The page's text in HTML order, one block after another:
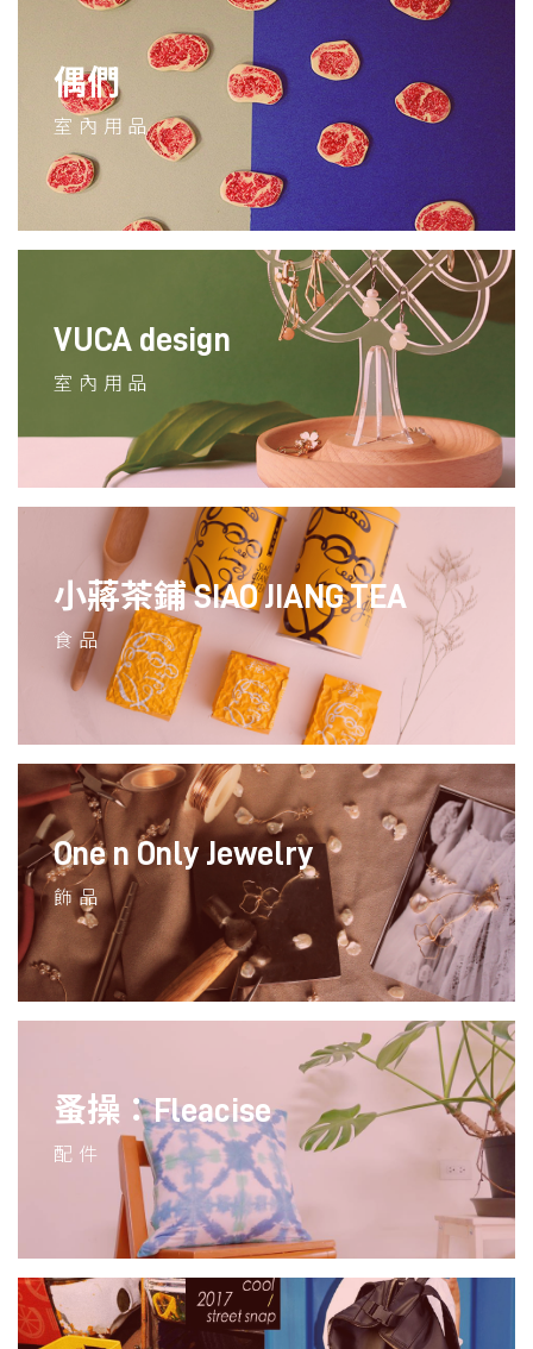
偶們
室內用品
VUCA design
室內用品
小蔣茶鋪 SIAO JIANG TEA
食品
One n Only Jewelry
飾品
蚤操：Fleacise
配件